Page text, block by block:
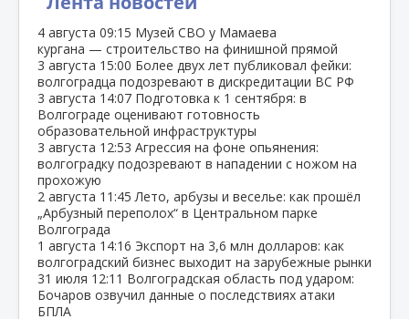
4 августа 09:15 Музей СВО у Мамаева
кургана — строительство на финишной прямой
3 августа 15:00 Более двух лет публиковал фейки:
волгоградца подозревают в дискредитации ВС РФ
3 августа 14:07 Подготовка к 1 сентября: в
Волгограде оценивают готовность
образовательной инфраструктуры
3 августа 12:53 Агрессия на фоне опьянения:
волгоградку подозревают в нападении с ножом на
прохожую
2 августа 11:45 Лето, арбузы и веселье: как прошёл
„Арбузный переполох“ в Центральном парке
Волгограда
1 августа 14:16 Экспорт на 3,6 млн долларов: как
волгоградский бизнес выходит на зарубежные рынки
31 июля 12:11 Волгоградская область под ударом:
Бочаров озвучил данные о последствиях атаки
БПЛА